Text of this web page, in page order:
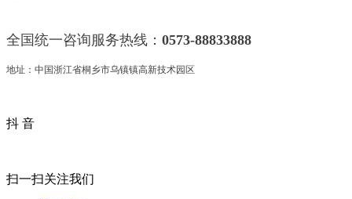
全国统一咨询服务热线： 0573-88833888
地址：中国浙江省桐乡市乌镇镇高新技术园区
抖 音
扫一扫关注我们